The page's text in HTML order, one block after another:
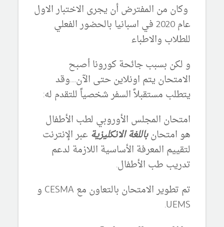
وكان من المفترض أن يجرى الاختبار الاول
عام 2020 في اسبانيا بالحضور الفعلي
للطلاب والاطباء
و لكن بسبب جائحة كورونا أصبح
الامتحان يتم اونلاين حتى الآن....وقد
يتطلب مستقبلاً السفر شخصياً للتقدم له:
امتحان المجلس الأوروبي لطب الأطفال
هو امتحانباللغة الانكليزية عبر الإنترنت
لتقييم المعرفة الأساسية اللازمة لدعم
تدريب طب الأطفال.
تم تطوير الامتحان بالتعاون مع CESMA و
UEMS.